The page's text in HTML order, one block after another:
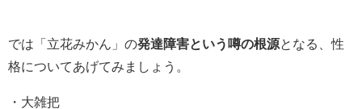
では「立花みかん」の発達障害という噂の根源となる、性
格についてあげてみましょう。
・大雑把